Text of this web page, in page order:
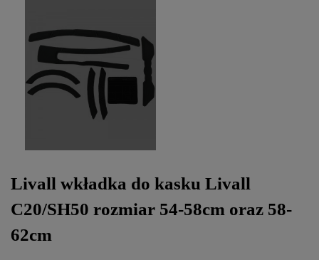
Livall wkładka do kasku Livall
C20/SH50 rozmiar 54-58cm oraz 58-
62cm